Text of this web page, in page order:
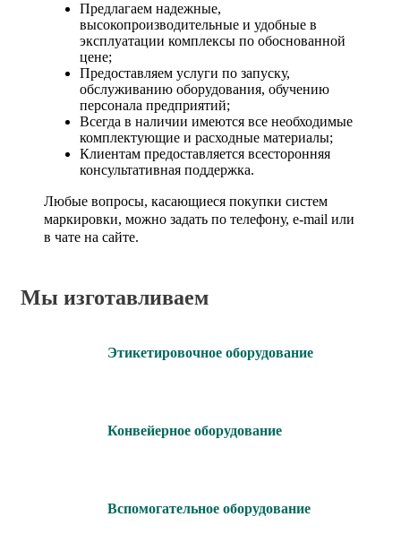
Предлагаем надежные,
высокопроизводительные и удобные в
эксплуатации комплексы по обоснованной
цене;
Предоставляем услуги по запуску,
обслуживанию оборудования, обучению
персонала предприятий;
Всегда в наличии имеются все необходимые
комплектующие и расходные материалы;
Клиентам предоставляется всесторонняя
консультативная поддержка.
Любые вопросы, касающиеся покупки систем
маркировки, можно задать по телефону, e-mail или
в чате на сайте.
Мы изготавливаем
Этикетировочное оборудование
Конвейерное оборудование
Вспомогательное оборудование